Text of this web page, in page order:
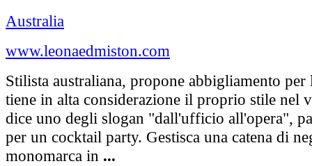
Australia
www.leonaedmiston.com
Stilista australiana, propone abbigliamento per
tiene in alta considerazione il proprio stile nel
dice uno degli slogan "dall'ufficio all'opera",
per un cocktail party. Gestisca una catena di
monomarca in ...